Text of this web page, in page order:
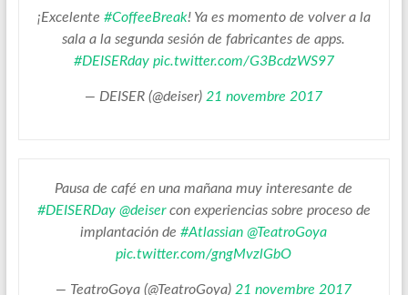
¡Excelente #CoffeeBreak! Ya es momento de volver a la
sala a la segunda sesión de fabricantes de apps.
#DEISERday pic.twitter.com/G3BcdzWS97
— DEISER (@deiser) 21 novembre 2017
Pausa de café en una mañana muy interesante de
#DEISERDay @deisercon experiencias sobre proceso de
implantación de#Atlassian @TeatroGoya
pic.twitter.com/gngMvzlGbO
— TeatroGoya (@TeatroGoya) 21 novembre 2017